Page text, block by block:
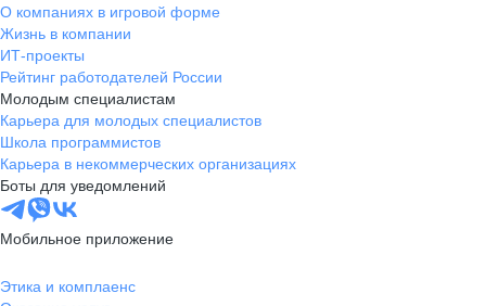
О компаниях в игровой форме
Жизнь в компании
ИТ-проекты
Рейтинг работодателей России
Молодым специалистам
Карьера для молодых специалистов
Школа программистов
Карьера в некоммерческих организациях
Боты для уведомлений
Мобильное приложение
Этика и комплаенс